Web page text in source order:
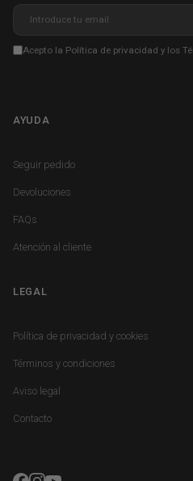
Introduce tu email
Acepto la Política de privacidad y los
AYUDA
Seguir pedido
Devoluciones
FAQs
Atención al cliente
LEGAL
Política de privacidad y cookies
Términos y condiciones
Aviso legal
Contacto